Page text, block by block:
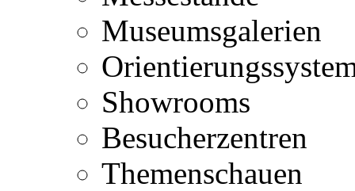
Museumsgalerien
Showrooms
Besucherzentren
Themenschauen